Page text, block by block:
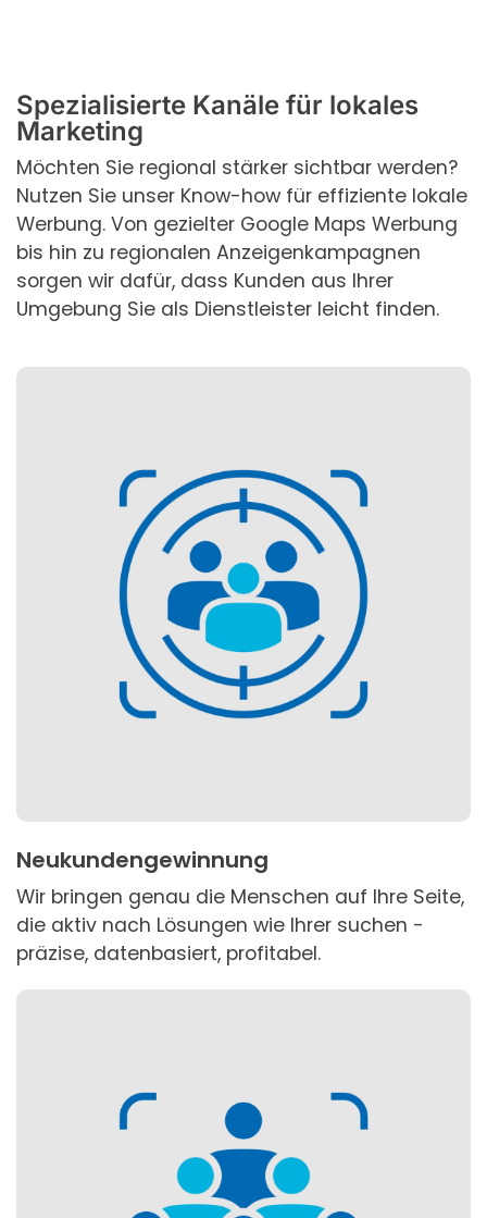
Spezialisierte Kanäle für lokales
Marketing
Möchten Sie regional stärker sichtbar werden?
Nutzen Sie unser Know-how für effiziente lokale
Werbung. Von gezielter Google Maps Werbung
bis hin zu regionalen Anzeigenkampagnen
sorgen wir dafür, dass Kunden aus Ihrer
Umgebung Sie als Dienstleister leicht finden.
Neukundengewinnung
Wir bringen genau die Menschen auf Ihre Seite,
die aktiv nach Lösungen wie Ihrer suchen -
präzise, datenbasiert, profitabel.